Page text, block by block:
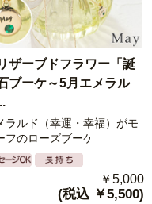
ザーブドフラワー「誕
ブーケ～5月エメラル
ラルド（幸運・幸福）がモ
フのローズブーケ
￥5,000
(税込 ￥5,500)